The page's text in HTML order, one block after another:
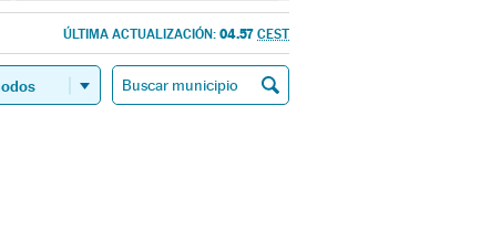
ÚLTIMA ACTUALIZACIÓN: 04.57 CEST